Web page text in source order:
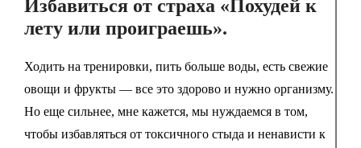
Избавиться от страха «Похудей к
лету или проиграешь».
Ходить на тренировки, пить больше воды, есть свежие
овощи и фрукты — все это здорово и нужно организму.
Но еще сильнее, мне кажется, мы нуждаемся в том,
чтобы избавляться от токсичного стыда и ненависти к